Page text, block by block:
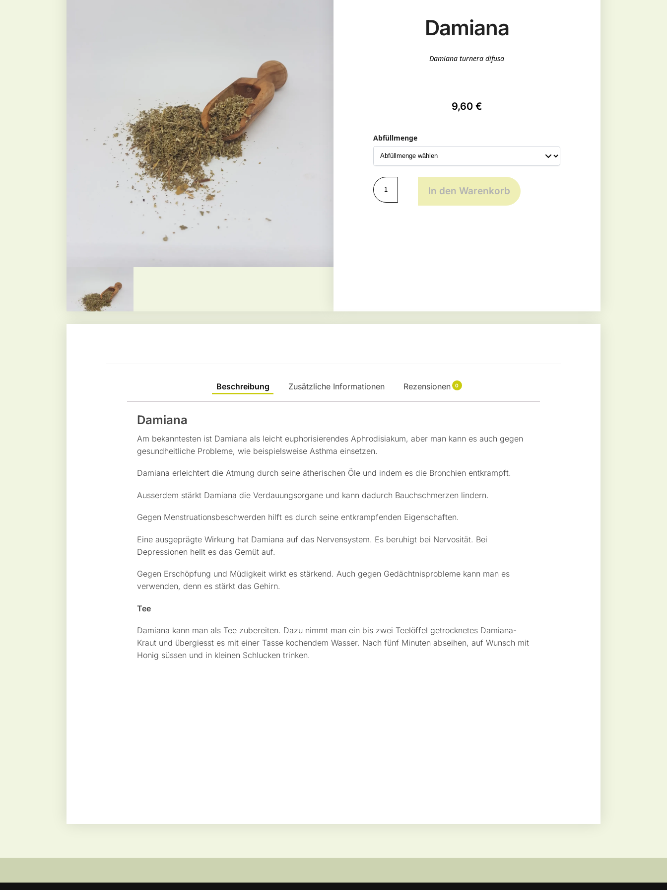
Damiana
Damiana turnera difusa
9,60 €
Abfüllmenge
In den Warenkorb
Beschreibung Zusätzliche Informationen Rezensionen 0
Damiana
Am bekanntesten ist Damiana als leicht euphorisierendes Aphrodisiakum, aber man kann es auch gegen
gesundheitliche Probleme, wie beispielsweise Asthma einsetzen.
Damiana erleichtert die Atmung durch seine ätherischen Öle und indem es die Bronchien entkrampft.
Ausserdem stärkt Damiana die Verdauungsorgane und kann dadurch Bauchschmerzen lindern.
Gegen Menstruationsbeschwerden hilft es durch seine entkrampfenden Eigenschaften.
Eine ausgeprägte Wirkung hat Damiana auf das Nervensystem. Es beruhigt bei Nervosität. Bei
Depressionen hellt es das Gemüt auf.
Gegen Erschöpfung und Müdigkeit wirkt es stärkend. Auch gegen Gedächtnisprobleme kann man es
verwenden, denn es stärkt das Gehirn.
Tee
Damiana kann man als Tee zubereiten. Dazu nimmt man ein bis zwei Teelöffel getrocknetes Damiana-
Kraut und übergiesst es mit einer Tasse kochendem Wasser. Nach fünf Minuten abseihen, auf Wunsch mit
Honig süssen und in kleinen Schlucken trinken.